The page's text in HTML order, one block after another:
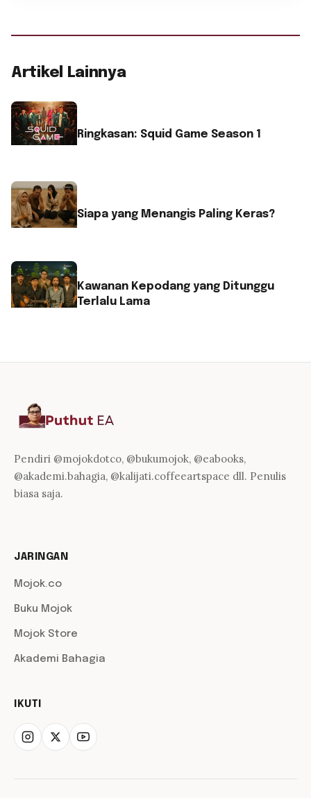
Artikel Lainnya
Ringkasan: Squid Game Season 1
Siapa yang Menangis Paling Keras?
Kawanan Kepodang yang Ditunggu
Terlalu Lama
Pendiri @mojokdotco, @bukumojok, @eabooks,
@akademi.bahagia, @kalijati.coffeeartspace dll. Penulis
biasa saja.
JARINGAN
Mojok.co
Buku Mojok
Mojok Store
Akademi Bahagia
IKUTI